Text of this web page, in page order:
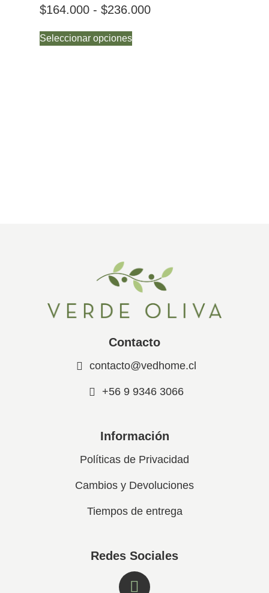
$164.000 - $236.000
Seleccionar opciones
Contacto
contacto@vedhome.cl
+56 9 9346 3066
Información
Políticas de Privacidad
Cambios y Devoluciones
Tiempos de entrega
Redes Sociales